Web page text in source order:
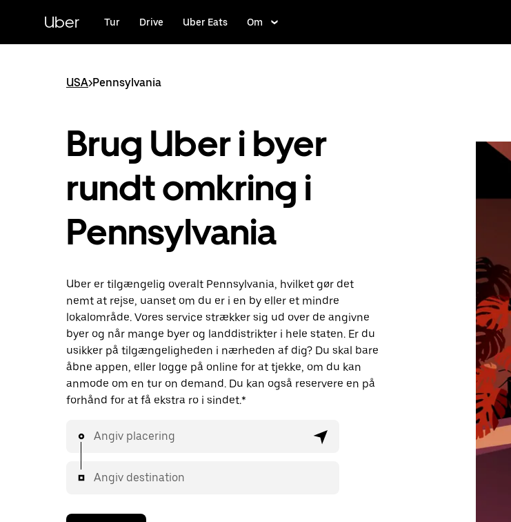
hovedindhold
Uber Tur Drive Uber Eats Om
USA>Pennsylvania
Brug Uber i byer
rundt omkring i
Pennsylvania
Uber er tilgængelig overalt Pennsylvania, hvilket gør det
nemt at rejse, uanset om du er i en by eller et mindre
lokalområde. Vores service strækker sig ud over de angivne
byer og når mange byer og landdistrikter i hele staten. Er du
usikker på tilgængeligheden i nærheden af dig? Du skal bare
åbne appen, eller logge på online for at tjekke, om du kan
anmode om en tur on demand. Du kan også reservere en på
forhånd for at få ekstra ro i sindet.*
Angiv placering
Angiv destination